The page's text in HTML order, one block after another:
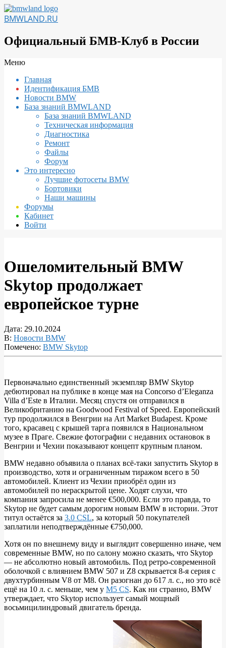
Перейти
к
BMWLAND.RU
Официальный БМВ-Клуб в России
Вторичное
навигации
Меню
Главная
Идентификация БМВ
Новости BMW
База знаний BMWLAND
База знаний BMWLAND
Техническая информация
Диагностика
Ремонт
Файлы
Форум
Это интересно
Лучшие фотосеты BMW
Бортовики
Наши машины
Форумы
Кабинет
Войти
Ошеломительный BMW
Skytop продолжает
европейское турне
Дата: 29.10.2024
В: Новости BMW
Помечено: BMW Skytop
Ошеломительный
BMW
Skytop
продолжает
европейское
турне
Первоначально единственный экземпляр BMW Skytop
дебютировал на публике в конце мая на Concorso d’Eleganza
Villa d’Este в Италии. Месяц спустя он отправился в
Великобританию на Goodwood Festival of Speed. Европейский
тур продолжился в Венгрии на Art Market Budapest. Кроме
того, красавец с крышей тарга появился в Национальном
музее в Праге. Свежие фотографии с недавних остановок в
Венгрии и Чехии показывают концепт крупным планом.
BMW недавно объявила о планах всё-таки запустить Skytop в
производство, хотя и ограниченным тиражом всего в 50
автомобилей. Клиент из Чехии приобрёл один из
автомобилей по нераскрытой цене. Ходят слухи, что
компания запросила не менее €500,000. Если это правда, то
Skytop не будет самым дорогим новым BMW в истории. Этот
титул остаётся за 3.0 CSL, за который 50 покупателей
заплатили неподтверждённые €750,000.
Хотя он по внешнему виду и выглядит совершенно иначе, чем
современные BMW, но по салону можно сказать, что Skytop
— не абсолютно новый автомобиль. Под ретро-современной
оболочкой с влиянием BMW 507 и Z8 скрывается 8-я серия с
двухтурбинным V8 от M8. Он разогнан до 617 л. с., но это всё
ещё на 10 л. с. меньше, чем у M5 CS. Как ни странно, BMW
утверждает, что Skytop использует самый мощный
восьмицилиндровый двигатель бренда.